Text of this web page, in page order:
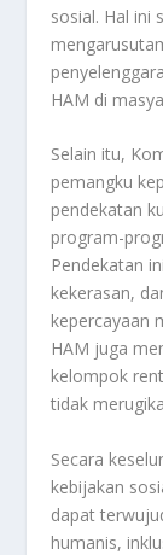
sosial. Hal ini
HAM di
Selain itu,
pemangku
pendekatan
program-
Pendekatan
kekerasan,
kepercayaan
HAM juga
kelompok
tidak
Secara
kebijakan
dapat
humanis,